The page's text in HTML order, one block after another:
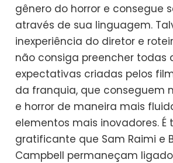
gênero do horror e consegue
através de sua linguagem.
inexperiência do diretor e
não consiga preencher todas
expectativas criadas pelos
da franquia, que conseguem
e horror de maneira mais
elementos mais inovadores. É
gratificante que Sam Raimi e
Campbell permaneçam